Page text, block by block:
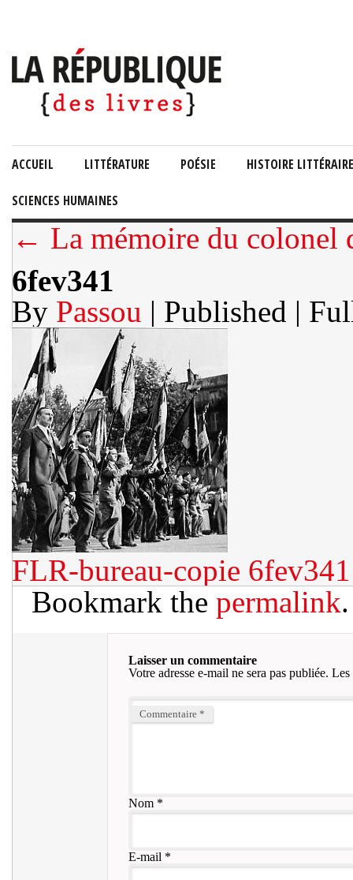
ACCUEIL LITTÉRATURE POÉSIE HISTOIRE LITTÉRAIRE
SCIENCES HUMAINES
← La mémoire du colonel
6fev341
By Passou | Published |
FLR-bureau-copie 6fev341
Bookmark the permalink.
Laisser un commentaire
Votre adresse e-mail ne sera pas publiée. Les
Commentaire *
Nom*
E-mail *